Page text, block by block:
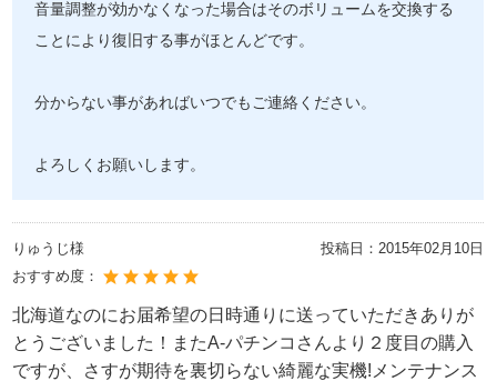
音量調整が効かなくなった場合はそのボリュームを交換する
ことにより復旧する事がほとんどです。
分からない事があればいつでもご連絡ください。
よろしくお願いします。
りゅうじ様 投稿日：2015年02月10日
おすすめ度：
北海道なのにお届希望の日時通りに送っていただきありが
とうございました！またA-パチンコさんより２度目の購入
ですが、さすが期待を裏切らない綺麗な実機!メンテナンス